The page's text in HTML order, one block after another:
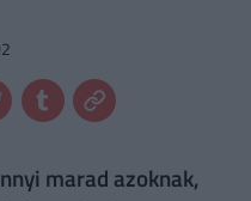
marad azoknak,